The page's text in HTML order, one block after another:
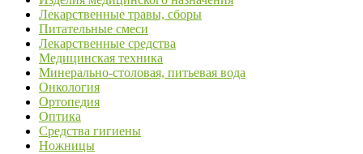
Лекарственные травы, сборы
Питательные смеси
Лекарственные средства
Медицинская техника
Минерально-столовая, питьевая вода
Онкология
Ортопедия
Оптика
Средства гигиены
Ножницы